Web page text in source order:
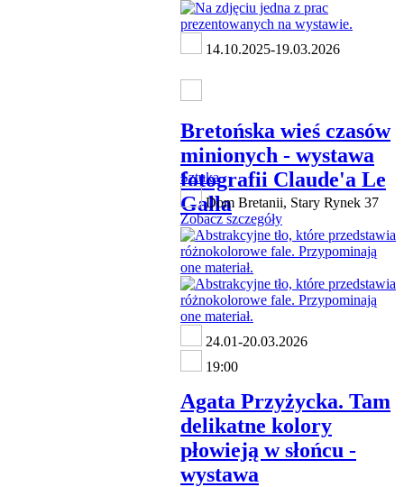
14.10.2025-19.03.2026
Bretońska wieś czasów
minionych - wystawa
fotografii Claude'a Le
Galla
Sztuka
Dom Bretanii, Stary Rynek 37
Zobacz szczegóły
24.01-20.03.2026
19:00
Agata Przyżycka. Tam
delikatne kolory
płowieją w słońcu -
wystawa